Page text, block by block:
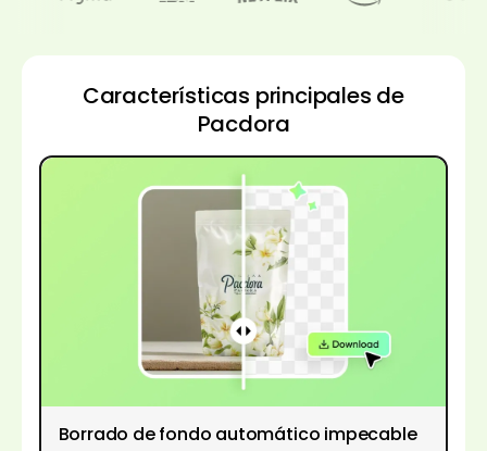
Características principales de
Pacdora
Borrado de fondo automático impecable